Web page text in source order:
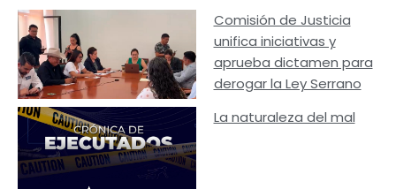
Comisión de Justicia
unifica iniciativas y
aprueba dictamen para
derogar la Ley Serrano
La naturaleza del mal